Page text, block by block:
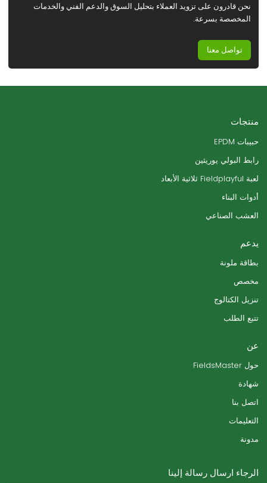
نحن قادرون على تزويد العملاء بتحليل السوق والدعم الفني والخدمات
المخصصة بسرعة.
تواصل معنا
منتجات
حبيبات EPDM
رابط البولي يوريثين
لعبة Fieldplayful ثلاثية الأبعاد
أدوات البناء
العشب الصناعي
يدعم
بطاقة ملونة
مخصص
تنزيل الكتالوج
تتبع الطلب
عن
حول FieldsMaster
شهادة
اتصل بنا
التعليمات
مدونة
الرجاء ارسال رسالة إلينا